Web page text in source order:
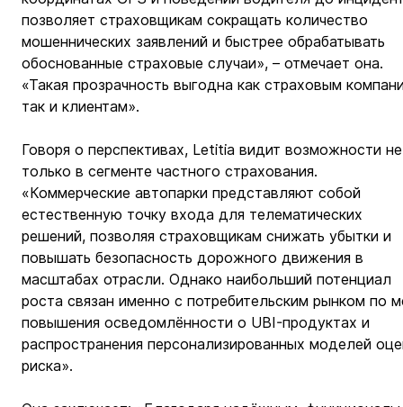
позволяет страховщикам сокращать количество
мошеннических заявлений и быстрее обрабатывать
обоснованные страховые случаи», – отмечает она.
«Такая прозрачность выгодна как страховым
так и клиентам».
Говоря о перспективах, Letitia видит возможности
только в сегменте частного страхования.
«Коммерческие автопарки представляют собой
естественную точку входа для телематических
решений, позволяя страховщикам снижать убытки и
повышать безопасность дорожного движения в
масштабах отрасли. Однако наибольший потенциал
роста связан именно с потребительским рынком по
повышения осведомлённости о UBI-продуктах и
распространения персонализированных моделей
риска».